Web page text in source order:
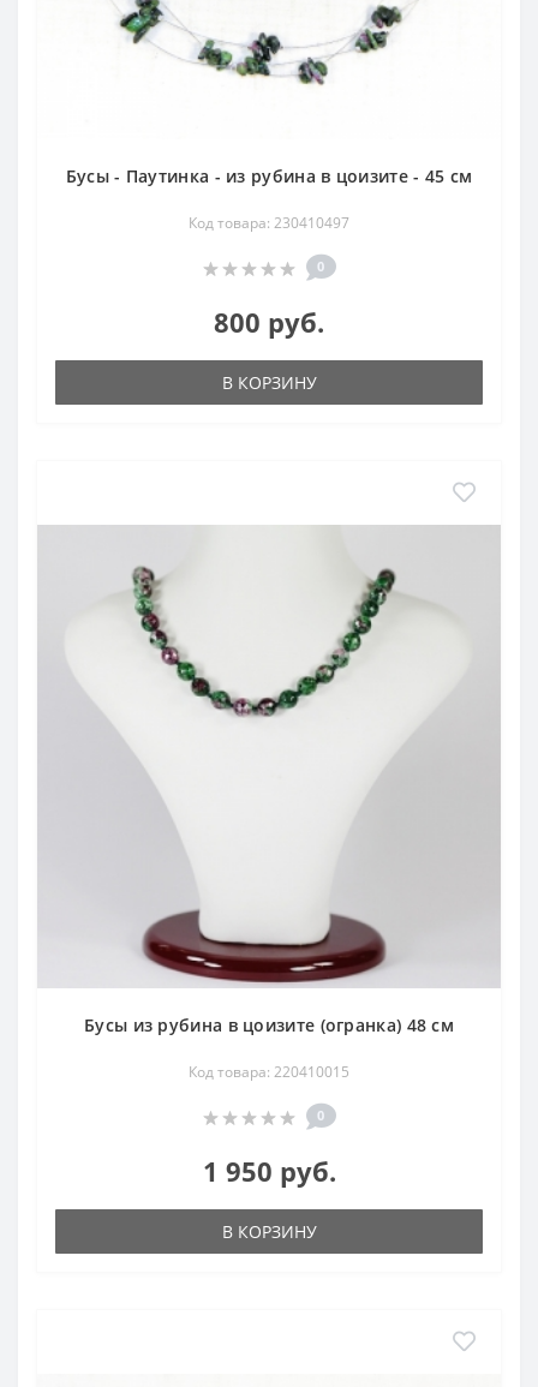
Бусы - Паутинка - из рубина в цоизите - 45 см
Код товара: 230410497
0
800 руб.
В КОРЗИНУ
Бусы из рубина в цоизите (огранка) 48 см
Код товара: 220410015
0
1 950 руб.
В КОРЗИНУ